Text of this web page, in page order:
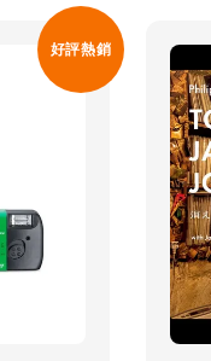
好評熱銷